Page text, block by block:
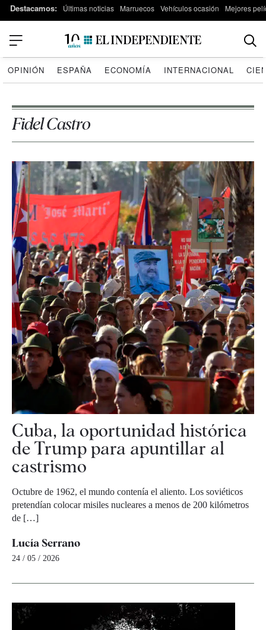
Destacamos: Últimas noticias Marruecos Vehículos ocasión Mejores
OPINIÓN ESPAÑA ECONOMÍA INTERNACIONAL
Fidel Castro
Cuba, la oportunidad histórica
de Trump para apuntillar al
castrismo
Octubre de 1962, el mundo contenía el aliento. Los soviéticos
pretendían colocar misiles nucleares a menos de 200 kilómetros
de […]
Lucía Serrano
24 / 05 / 2026